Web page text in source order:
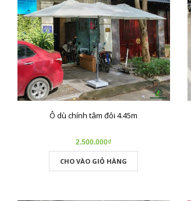
Ô dù chính tâm đôi 4.45m
2.500.000₫
CHO VÀO GIỎ HÀNG